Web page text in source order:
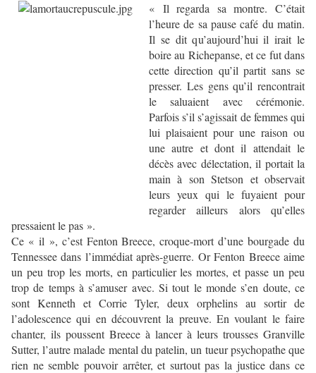
« Il regarda sa montre. C’était
l’heure de sa pause café du matin.
Il se dit qu’aujourd’hui il irait le
boire au Richepanse, et ce fut dans
cette direction qu’il partit sans se
presser. Les gens qu’il rencontrait
le saluaient avec cérémonie.
Parfois s’il s’agissait de femmes qui
lui plaisaient pour une raison ou
une autre et dont il attendait le
décès avec délectation, il portait la
main à son Stetson et observait
leurs yeux qui le fuyaient pour
regarder ailleurs alors qu’elles
pressaient le pas ».
Ce « il », c’est Fenton Breece, croque-mort d’une bourgade du
Tennessee dans l’immédiat après-guerre. Or Fenton Breece aime
un peu trop les morts, en particulier les mortes, et passe un peu
trop de temps à s’amuser avec. Si tout le monde s’en doute, ce
sont Kenneth et Corrie Tyler, deux orphelins au sortir de
l’adolescence qui en découvrent la preuve. En voulant le faire
chanter, ils poussent Breece à lancer à leurs trousses Granville
Sutter, l’autre malade mental du patelin, un tueur psychopathe que
rien ne semble pouvoir arrêter, et surtout pas la justice dans ce